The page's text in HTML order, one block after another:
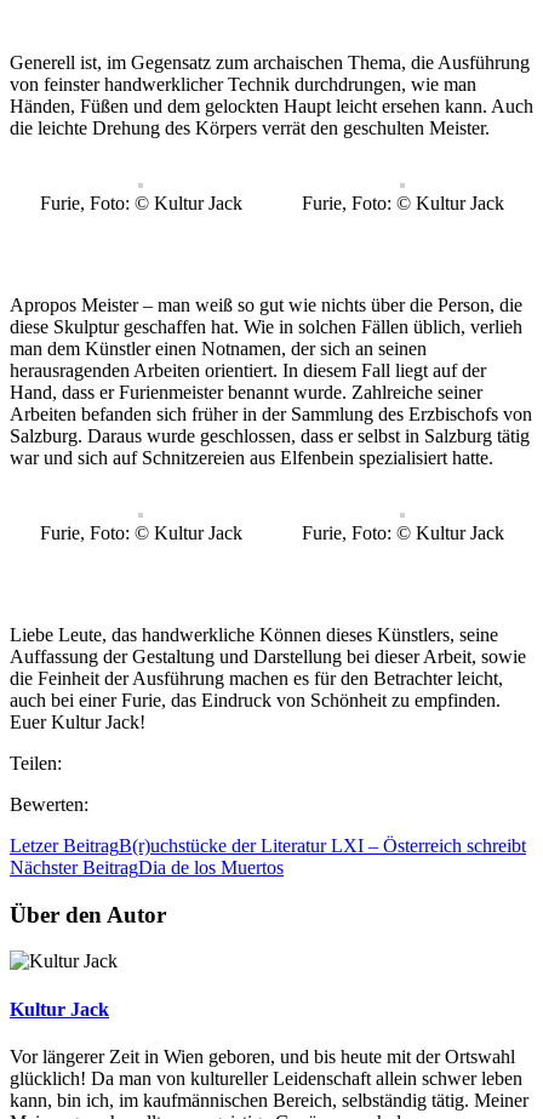
Generell ist, im Gegensatz zum archaischen Thema, die Ausführung
von feinster handwerklicher Technik durchdrungen, wie man
Händen, Füßen und dem gelockten Haupt leicht ersehen kann. Auch
die leichte Drehung des Körpers verrät den geschulten Meister.
Furie, Foto: © Kultur Jack Furie, Foto: © Kultur Jack
Apropos Meister – man weiß so gut wie nichts über die Person, die
diese Skulptur geschaffen hat. Wie in solchen Fällen üblich, verlieh
man dem Künstler einen Notnamen, der sich an seinen
herausragenden Arbeiten orientiert. In diesem Fall liegt auf der
Hand, dass er Furienmeister benannt wurde. Zahlreiche seiner
Arbeiten befanden sich früher in der Sammlung des Erzbischofs von
Salzburg. Daraus wurde geschlossen, dass er selbst in Salzburg tätig
war und sich auf Schnitzereien aus Elfenbein spezialisiert hatte.
Furie, Foto: © Kultur Jack Furie, Foto: © Kultur Jack
Liebe Leute, das handwerkliche Können dieses Künstlers, seine
Auffassung der Gestaltung und Darstellung bei dieser Arbeit, sowie
die Feinheit der Ausführung machen es für den Betrachter leicht,
auch bei einer Furie, das Eindruck von Schönheit zu empfinden.
Euer Kultur Jack!
Teilen:
Bewerten:
Letzer BeitragB(r)uchstücke der Literatur LXI – Österreich schreibt
Nächster BeitragDia de los Muertos
Über den Autor
Kultur Jack
Vor längerer Zeit in Wien geboren, und bis heute mit der Ortswahl
glücklich! Da man von kultureller Leidenschaft allein schwer leben
kann, bin ich, im kaufmännischen Bereich, selbständig tätig. Meiner